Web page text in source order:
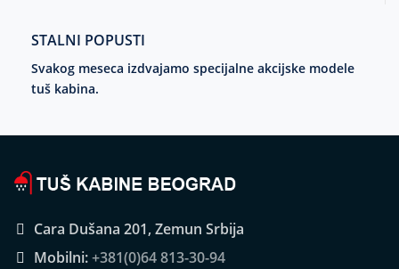
STALNI POPUSTI
Svakog meseca izdvajamo specijalne akcijske modele
tuš kabina.
Cara Dušana 201, Zemun Srbija
Mobilni:+381(0)64 813-30-94